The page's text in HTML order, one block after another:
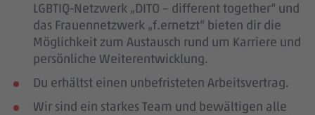
LGBTIQ-Netzwerk „DITO – different together“ und
das Frauennetzwerk „f.ernetzt“ bieten dir die
Möglichkeit zum Austausch rund um Karriere und
persönliche Weiterentwicklung.
Du erhältst einen unbefristeten Arbeitsvertrag.
Wir sind ein starkes Team und bewältigen alle